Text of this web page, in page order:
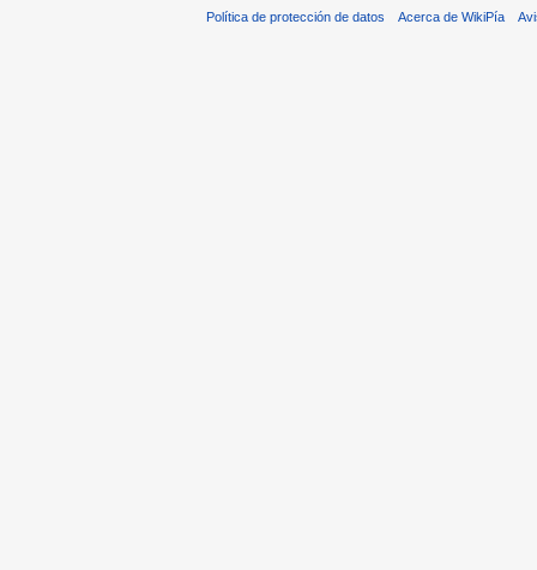
Política de protección de datos Acerca de WikiPía